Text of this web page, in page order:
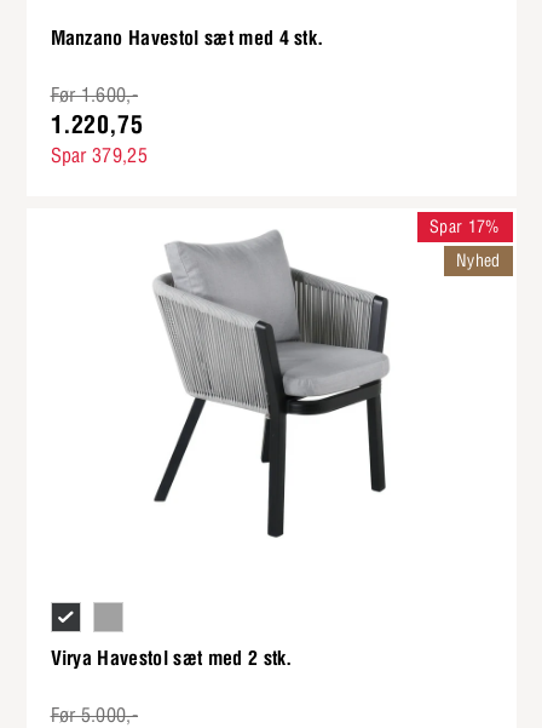
Manzano Havestol sæt med 4 stk.
Før 1.600,-
1.220,75
Spar 379,25
Grå hynder og stel i sortlakeret alu med sider i grå
Virya Havestol sæt med 2 stk.
Spar 17%
Nyhed
Før 5.000,-